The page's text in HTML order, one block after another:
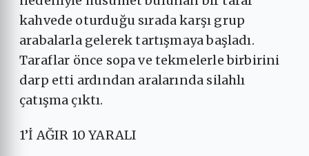
kahvede oturduğu sırada karşı grup
arabalarla gelerek tartışmaya başladı.
Taraflar önce sopa ve tekmelerle birbirini
darp etti ardından aralarında silahlı
çatışma çıktı.
1’İ AĞIR 10 YARALI